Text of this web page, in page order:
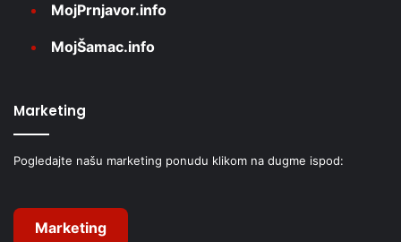
MojPrnjavor.info
MojŠamac.info
Marketing
Pogledajte našu marketing ponudu klikom na dugme ispod:
Marketing